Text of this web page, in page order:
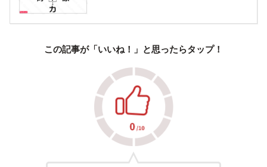
この記事が「いいね！」と思ったらタップ！